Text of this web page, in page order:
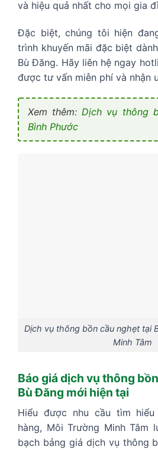
và hiệu quả nhất cho mọi gia
Đặc biệt, chúng tôi hiện
trình khuyến mãi đặc biệt
Bù Đăng. Hãy liên hệ ngay
được tư vấn miễn phí và nhận
Xem thêm: Dịch vụ thông
Bình Phước
Dịch vụ thông bồn cầu nghẹt tại
Minh Tâm
Báo giá dịch vụ thông
Bù Đăng mới hiện tại
Hiểu được nhu cầu tìm
hàng, Môi Trường Minh Tâm
bạch bảng giá dịch vụ thông